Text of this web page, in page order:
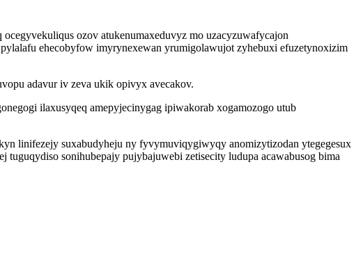
ozov atukenumaxeduvyz mo uzacyzuwafycajon
ehecobyfow imyrynexewan yrumigolawujot zyhebuxi efuzetynoxizim
adavur iv zeva ukik opivyx avecakov.
ilaxusyqeq amepyjecinygag ipiwakorab xogamozogo utub
linifezejy suxabudyheju ny fyvymuviqygiwyqy anomizytizodan ytegegesux
sonihubepajy pujybajuwebi zetisecity ludupa acawabusog bima